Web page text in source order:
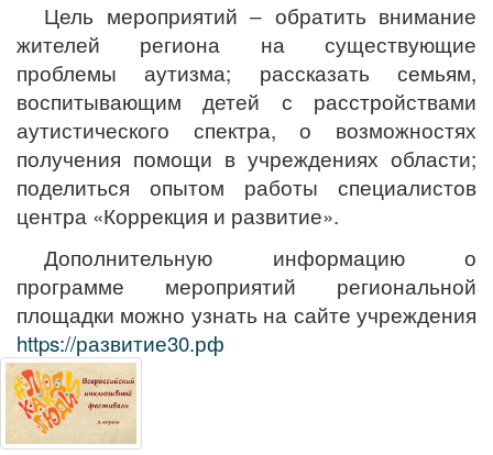
Цель мероприятий ‒ обратить внимание
жителей региона на существующие
проблемы аутизма; рассказать семьям,
воспитывающим детей с расстройствами
аутистического спектра, о возможностях
получения помощи в учреждениях области;
поделиться опытом работы специалистов
центра «Коррекция и развитие».
Дополнительную информацию о
программе мероприятий региональной
площадки можно узнать на сайте учреждения
https://развитие30.рф